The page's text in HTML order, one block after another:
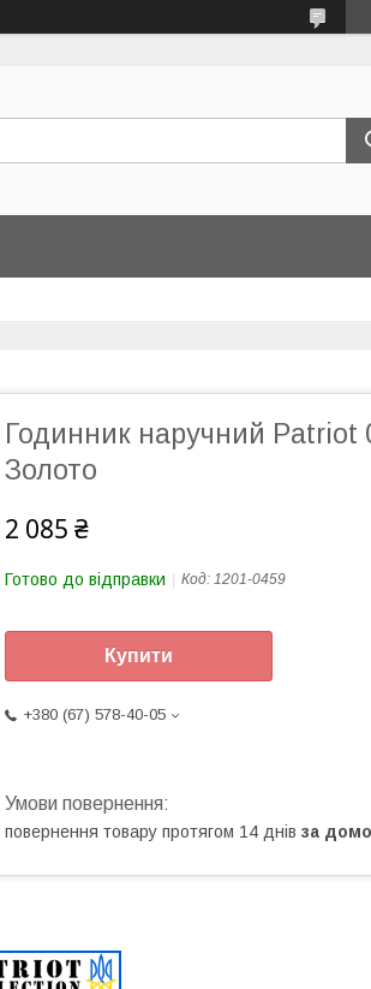
Годинник наручний
Золото
2 085 ₴
Готово до відправки Код: 1201-0459
Купити
+380 (67) 578-40-05
повернення товару протягом 14 днів за